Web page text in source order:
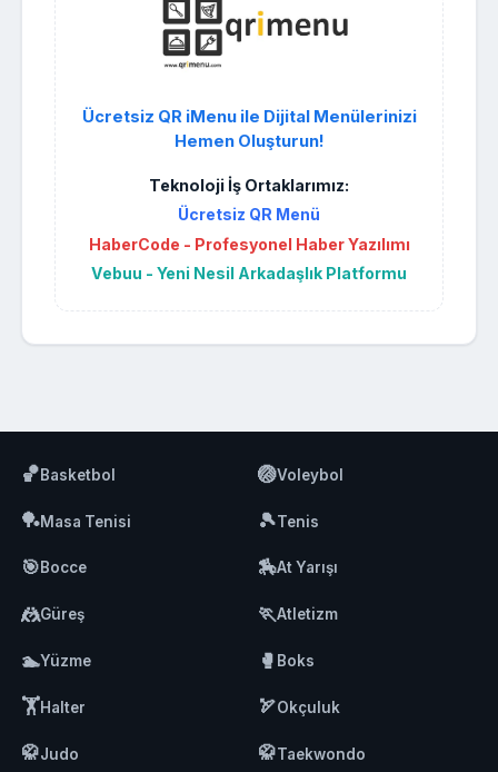
Ücretsiz QR iMenu ile Dijital Menülerinizi
Hemen Oluşturun!
Teknoloji İş Ortaklarımız:
Ücretsiz QR Menü
HaberCode - Profesyonel Haber Yazılımı
Vebuu - Yeni Nesil Arkadaşlık Platformu
🏀Basketbol 🏐Voleybol
🏓Masa Tenisi 🎾Tenis
🎯Bocce 🏇At Yarışı
🤼Güreş 🏃Atletizm
🏊Yüzme 🥊 Boks
🏋️Halter 🏹Okçuluk
🥋Judo 🥋Taekwondo